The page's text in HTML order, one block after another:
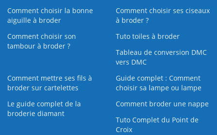
Comment choisir la bonne
aiguille à broder
Comment choisir ses ciseaux
à broder ?
Comment choisir son
tambour à broder ?
Tuto toiles à broder
Tableau de conversion DMC
vers DMC
Comment mettre ses fils à
broder sur cartelettes
Guide complet : Comment
choisir sa lampe ou lampe
Le guide complet de la
broderie diamant
Comment broder une nappe
Tuto Complet du Point de
Croix